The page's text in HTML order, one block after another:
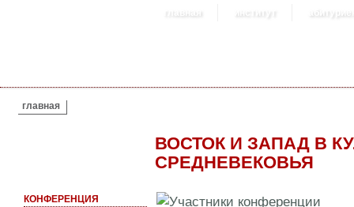
главная институт
ВЫ ЗДЕСЬ
главная
ВОСТОК И ЗАПАД В
СРЕДНЕВЕКОВЬЯ
КОНФЕРЕНЦИЯ